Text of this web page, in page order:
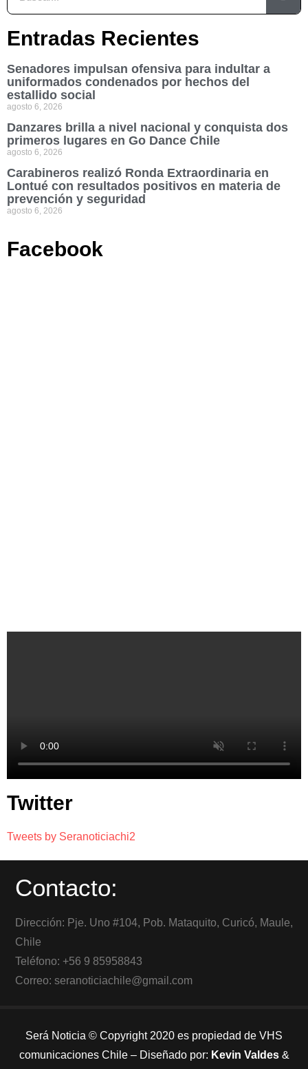
Entradas Recientes
Senadores impulsan ofensiva para indultar a
uniformados condenados por hechos del
estallido social
agosto 6, 2026
Danzares brilla a nivel nacional y conquista dos
primeros lugares en Go Dance Chile
agosto 6, 2026
Carabineros realizó Ronda Extraordinaria en
Lontué con resultados positivos en materia de
prevención y seguridad
agosto 6, 2026
Facebook
Twitter
Tweets by Seranoticiachi2
Contacto:
Dirección: Pje. Uno #104, Pob. Mataquito, Curicó, Maule,
Chile
Teléfono: +56 9 85958843
Correo: seranoticiachile@gmail.com
Será Noticia © Copyright 2020 es propiedad de VHS
comunicaciones Chile – Diseñado por: Kevin Valdes&